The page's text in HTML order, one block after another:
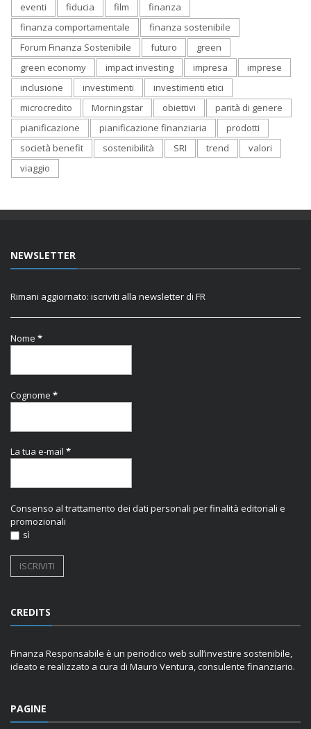
eventi
fiducia film
finanza
finanza comportamentale
finanza sostenibile
Forum Finanza Sostenibile
futuro
green
green economy
impact investing impresa
imprese
inclusione
investimenti
investimenti etici
microcredito
Morningstar obiettivi
parità di genere
pianificazione
pianificazione finanziaria
prodotti
società benefit
sostenibilità SRI trend
valori
viaggio
NEWSLETTER
Rimani aggiornato: iscriviti alla newsletter di FR
Nome *
Cognome *
La tua e-mail *
Consenso al trattamento dei dati personali per finalità editoriali e
promozionali
sì
CREDITS
Finanza Responsabile è un periodico web sull’investire sostenibile,
ideato e realizzato a cura di Mauro Ventura, consulente finanziario.
PAGINE